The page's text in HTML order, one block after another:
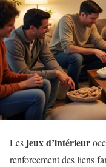
Les jeux d’intérieur
renforcement des liens